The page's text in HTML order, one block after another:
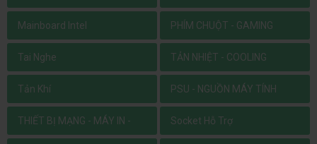
CHỦ
Mainboard Intel PHÍM CHUỘT - GAMING
GEAR
Tai Nghe TẢN NHIỆT - COOLING
Tản Khí PSU - NGUỒN MÁY TÍNH
THIẾT BỊ MẠNG - MÁY IN - Socket Hỗ Trợ